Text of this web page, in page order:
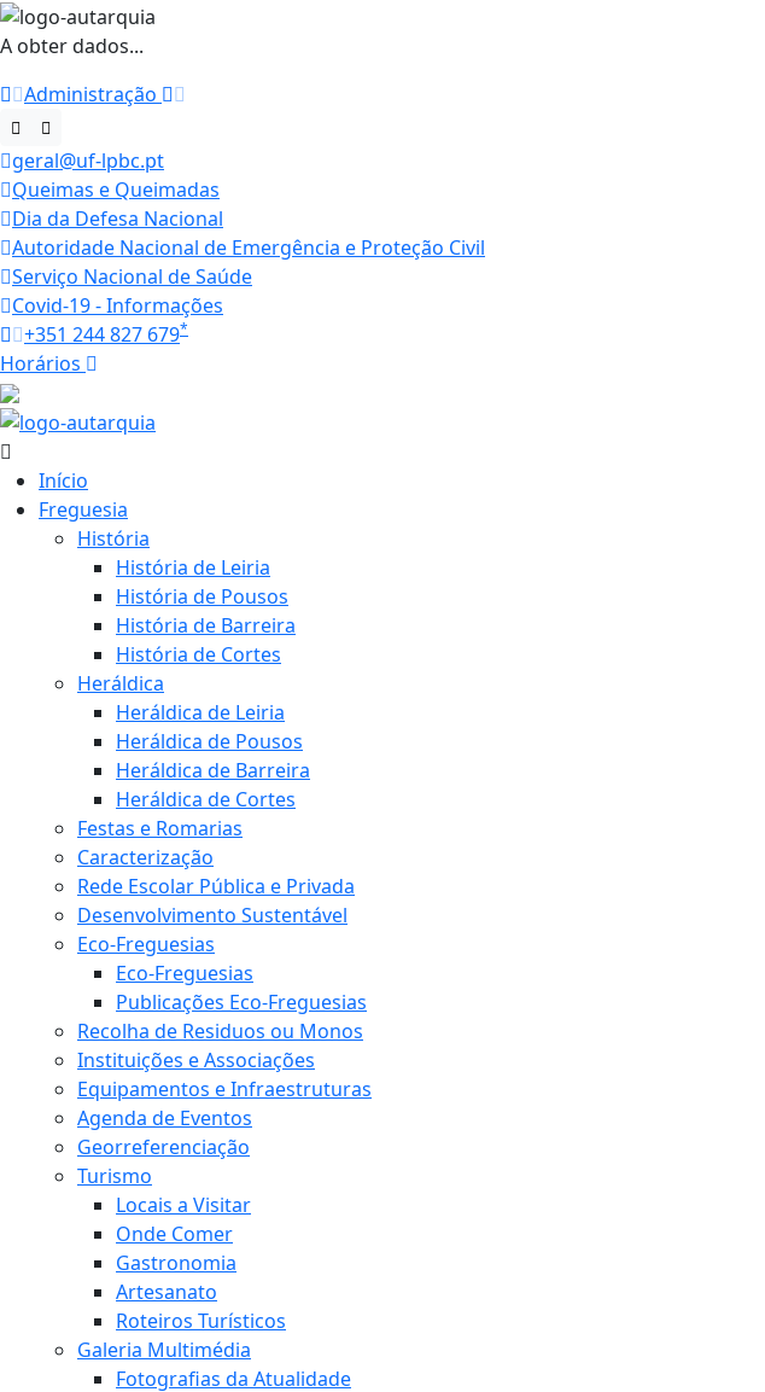
A obter dados...
Administração
geral@uf-lpbc.pt
Queimas e Queimadas
Dia da Defesa Nacional
Autoridade Nacional de Emergência e Proteção Civil
Serviço Nacional de Saúde
Covid-19 - Informações
+351 244 827 679*
Horários
Início
Freguesia
História
História de Leiria
História de Pousos
História de Barreira
História de Cortes
Heráldica
Heráldica de Leiria
Heráldica de Pousos
Heráldica de Barreira
Heráldica de Cortes
Festas e Romarias
Caracterização
Rede Escolar Pública e Privada
Desenvolvimento Sustentável
Eco-Freguesias
Eco-Freguesias
Publicações Eco-Freguesias
Recolha de Residuos ou Monos
Instituições e Associações
Equipamentos e Infraestruturas
Agenda de Eventos
Georreferenciação
Turismo
Locais a Visitar
Onde Comer
Gastronomia
Artesanato
Roteiros Turísticos
Galeria Multimédia
Fotografias da Atualidade